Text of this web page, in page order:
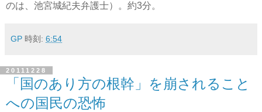
のは、池宮城紀夫弁護士）。約3分。
GP 時刻: 6:54
20111228
「国のあり方の根幹」を崩されること
への国民の恐怖